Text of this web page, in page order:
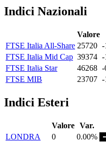
Indici Nazionali
Valore
FTSE Italia All-Share 25720 -
FTSE Italia Mid Cap 39374 -
FTSE Italia Star
46268 -
FTSE MIB
23707 -
Indici Esteri
Valore Var.
LONDRA
0
0.00%